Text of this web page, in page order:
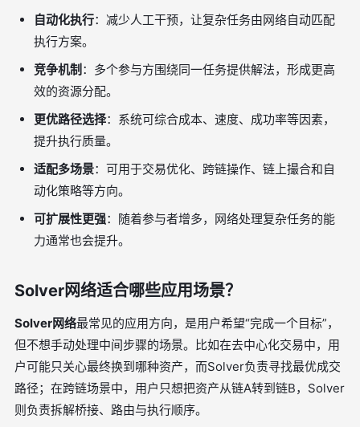
自动化执行：减少人工干预，让复杂任务由网络自动匹配
执行方案。
竞争机制 ：多个参与方围绕同一任务提供解法，形成更高
效的资源分配。
更优路径选择：系统可综合成本、速度、成功率等因素，
提升执行质量。
适配多场景：可用于交易优化、跨链操作、链上撮合和自
动化策略等方向。
可扩展性更强：随着参与者增多，网络处理复杂任务的能
力通常也会提升。
Solver网络适合哪些应用场景？
Solver网络最常见的应用方向，是用户希望“完成一个目标”，
但不想手动处理中间步骤的场景。比如在去中心化交易中，用
户可能只关心最终换到哪种资产，而Solver负责寻找最优成交
路径；在跨链场景中，用户只想把资产从链A转到链B，Solver
则负责拆解桥接、路由与执行顺序。